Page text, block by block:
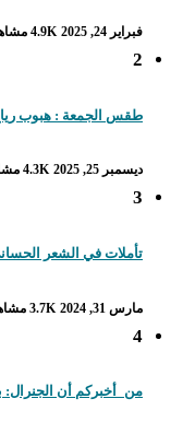
فبراير 24, 2025 4.9K مشاهدات
2
طقس الجمعة : هبوب
ديسمبر 25, 2025 4.3K مشاهدات
3
تأملات في الشعر الحساني …
مارس 31, 2024 3.7K مشاهدات
4
من_أخبركم أن الجنرال: